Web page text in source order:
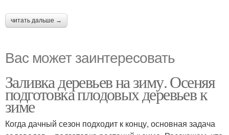
читать дальше →
Вас может заинтересовать
Заливка деревьев на зиму. Осеняя
подготовка плодовых деревьев к
зиме
Когда дачный сезон подходит к концу, основная задача